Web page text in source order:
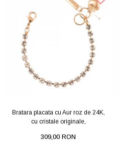
Bratara placata cu Aur roz de 24K,
cu cristale originale,
309,00 RON